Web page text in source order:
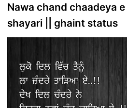
Nawa chand chaadeya
shayari || ghaint status